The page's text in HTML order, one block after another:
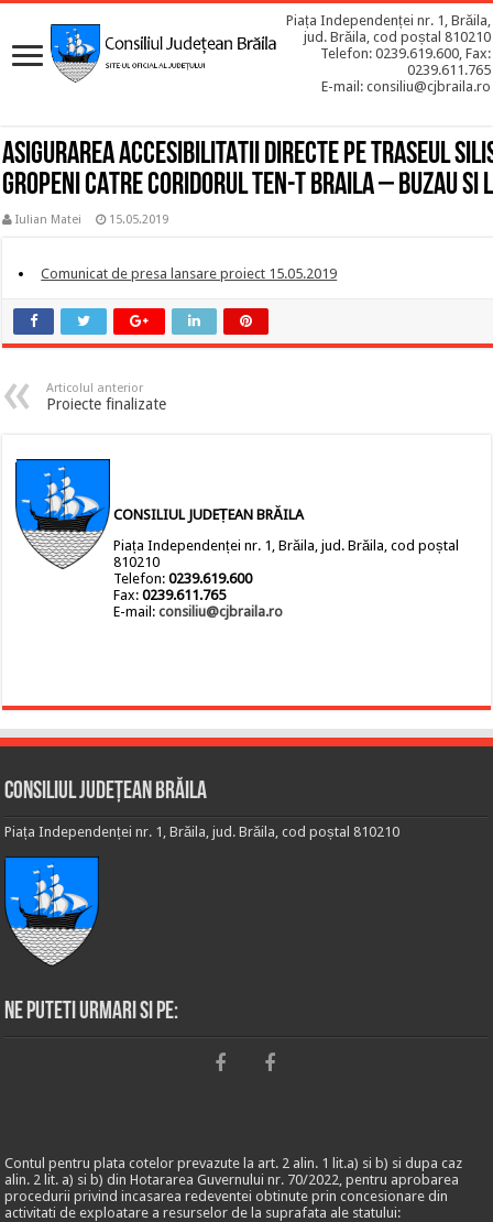
Piața Independenței nr. 1, Brăila,
jud. Brăila, cod poștal 810210
Telefon: 0239.619.600, Fax:
0239.611.765
E-mail: consiliu@cjbraila.ro
ASIGURAREA ACCESIBILITATII DIRECTE PE TRASEUL
GROPENI CATRE CORIDORUL TEN-T BRAILA – BUZAU SI
Iulian Matei 15.05.2019
Comunicat de presa lansare proiect 15.05.2019
Articolul anterior
Proiecte finalizate
CONSILIUL JUDEȚEAN BRĂILA
Piața Independenței nr. 1, Brăila, jud. Brăila, cod poștal
810210
Telefon:0239.619.600
Fax:0239.611.765
E-mail:consiliu@cjbraila.ro
Consiliul Județean Brăila
Piața Independenței nr. 1, Brăila, jud. Brăila, cod poștal 810210
Ne puteti urmari si pe:
Contul pentru plata cotelor prevazute la art. 2 alin. 1 lit.a) si b) si dupa caz
alin. 2 lit. a) si b) din Hotararea Guvernului nr. 70/2022, pentru aprobarea
procedurii privind incasarea redeventei obtinute prin concesionare din
activitati de exploatare a resurselor de la suprafata ale statului: